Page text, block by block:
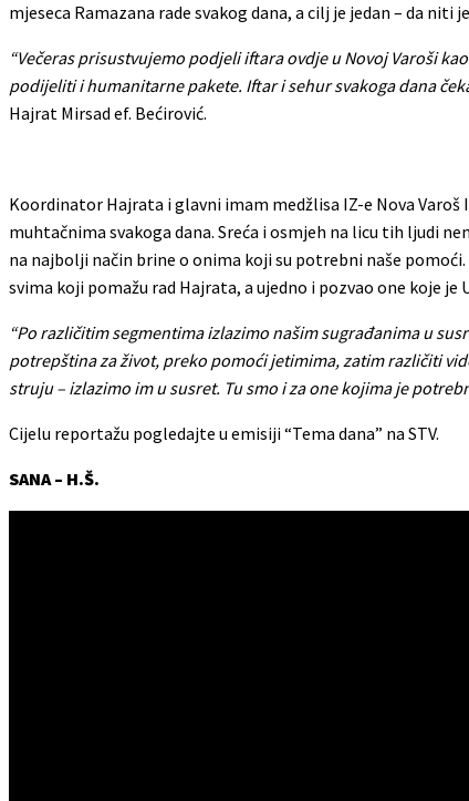
mjeseca Ramazana rade svakog dana, a cilj je jedan – da niti
“Večeras prisustvujemo podjeli iftara ovdje u Novoj Varoši
podijeliti i humanitarne pakete. Iftar i sehur svakoga dana
Hajrat Mirsad ef. Bećirović.
Koordinator Hajrata i glavni imam medžlisa IZ-e Nova
muhtačnima svakoga dana. Sreća i osmjeh na licu tih ljudi
na najbolji način brine o onima koji su potrebni naše
svima koji pomažu rad Hajrata, a ujedno i pozvao one koje
“Po različitim segmentima izlazimo našim sugrađanima u
potrepština za život, preko pomoći jetimima, zatim različiti
struju – izlazimo im u susret. Tu smo i za one kojima je
Cijelu reportažu pogledajte u emisiji “Tema dana” na STV.
SANA – H.Š.